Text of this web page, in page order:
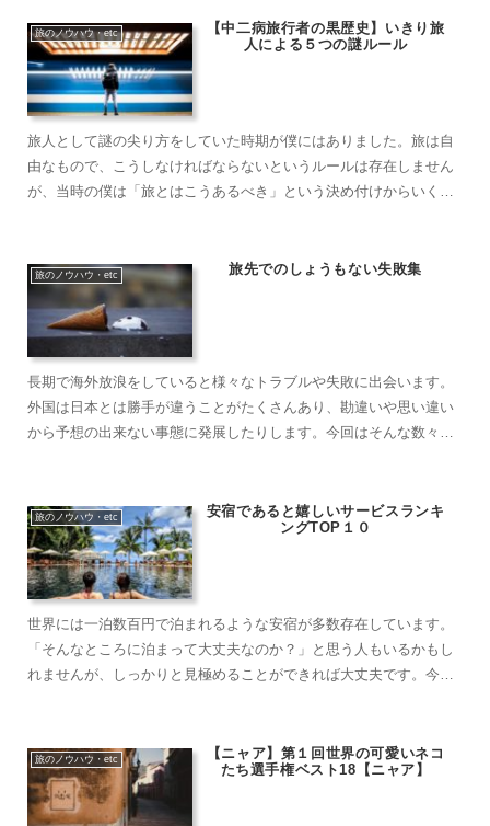
に多く、長くなり……
旅のノウハウ・etc
【中二病旅行者の黒歴史】いきり旅
人による５つの謎ルール
旅人として謎の尖り方をしていた時期が僕にはありました。旅は自
由なもので、こうしなければならないというルールは存在しません
が、当時の僕は「旅とはこうあるべき」という決め付けからいくつ
由に楽しくやれば……
旅のノウハウ・etc 旅先でのしょうもない失敗集
長期で海外放浪をしていると様々なトラブルや失敗に出会います。
外国は日本とは勝手が違うことがたくさんあり、勘違いや思い違い
から予想の出来ない事態に発展したりします。今回はそんな数々の
失敗集です。……
旅のノウハウ・etc
安宿であると嬉しいサービスランキ
ングTOP１０
世界には一泊数百円で泊まれるような安宿が多数存在しています。
「そんなところに泊まって大丈夫なのか？」と思う人もいるかもし
れませんが、しっかりと見極めることができれば大丈夫です。今で
出てくる日本最安……
旅のノウハウ・etc
【ニャア】第１回世界の可愛いネコ
たち選手権ベスト18【ニャア】